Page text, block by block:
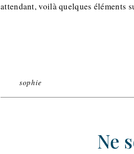
attendant, voilà quelques éléments
sophie
Ne